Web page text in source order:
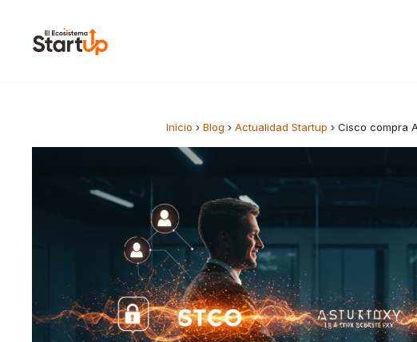
Inicio › Blog › Actualidad Startup › Cisco compra